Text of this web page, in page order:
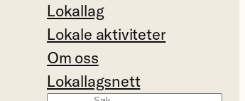
Lokallag
Lokale aktiviteter
Om oss
Lokallagsnett